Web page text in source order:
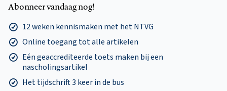
Abonneer vandaag nog!
12 weken kennismaken met het NTVG
Online toegang tot alle artikelen
Eén geaccrediteerde toets maken bij een
nascholingsartikel
Het tijdschrift 3 keer in de bus